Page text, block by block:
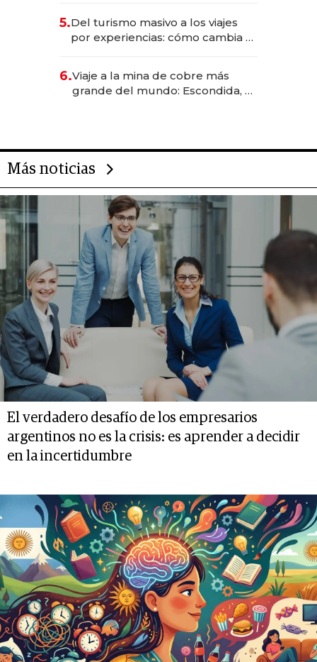
transformadoras
5.Del turismo masivo a los viajes
por experiencias: cómo cambia el
6.Viaje a la mina de cobre más
grande del mundo: Escondida, el
Más noticias
El verdadero desafío de los empresarios
argentinos no es la crisis: es aprender a decidir
en la incertidumbre